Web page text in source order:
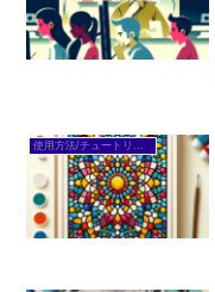
使用方法/チュートリアル